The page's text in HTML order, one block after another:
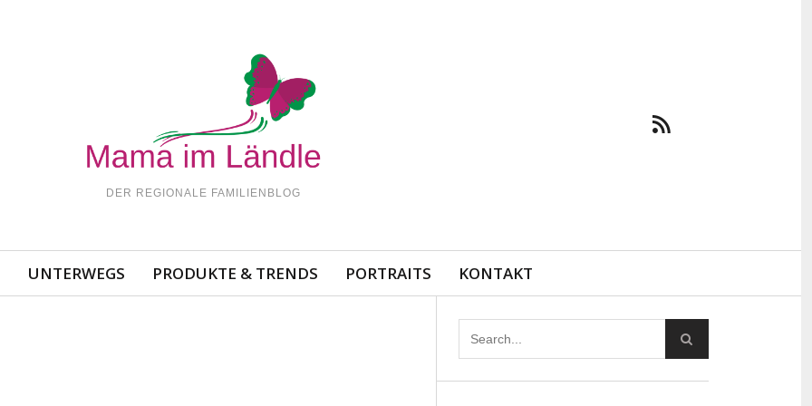
DER REGIONALE FAMILIENBLOG
UNTERWEGS PRODUKTE & TRENDS PORTRAITS KONTAKT